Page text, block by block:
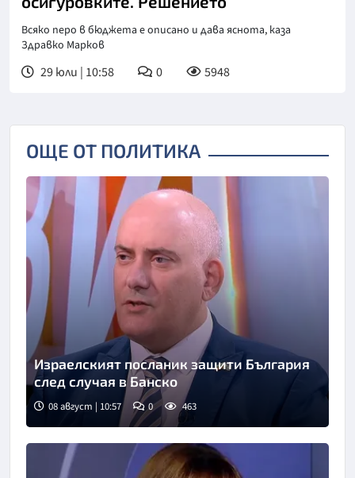
Всяко перо в бюджета е описано и дава яснота, каза
Здравко Марков
29 юли | 10:58 0 5948
ОЩЕ ОТ ПОЛИТИКА
Снимка: бТВ
Израелският посланик защити България
след случая в Банско
08 август | 10:57 0 463